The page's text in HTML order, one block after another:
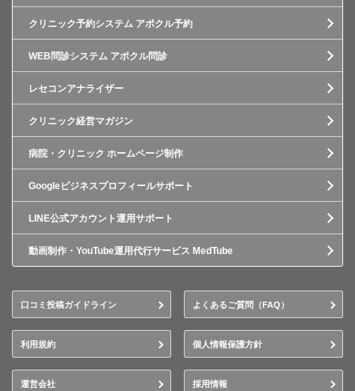
クリニック予約システム アポクル予約
WEB問診システム アポクル問診
レセコンアナライザー
クリニック経営マガジン
病院・クリニック ホームページ制作
Googleビジネスプロフィールサポート
LINE公式アカウント運用サポート
動画制作・YouTube運用代行サービス MedTube
口コミ投稿ガイドライン よくあるご質問（FAQ）
利用規約 個人情報保護方針
運営会社 採用情報